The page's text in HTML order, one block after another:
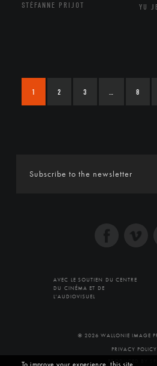
STÉFANNE PRIJOT YU
1 2 3 8
AVEC LE SOUTIEN DU CENTRE
DU CINÉMA ET DE
L'AUDIOVISUEL
© 2026 WALLONIE IMAGE
PRIVACY POLICY
PRODUCED BY SFD
To improve your experience, this site